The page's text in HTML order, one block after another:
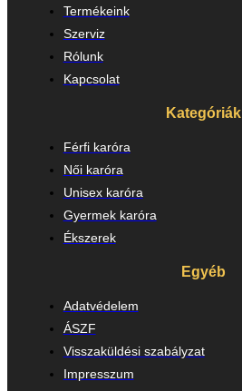
Termékeink
Szerviz
Rólunk
Kapcsolat
Kategóriák
Férfi karóra
Női karóra
Unisex karóra
Gyermek karóra
Ékszerek
Egyéb
Adatvédelem
ÁSZF
Visszaküldési szabályzat
Impresszum